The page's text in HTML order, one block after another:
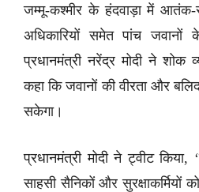
जम्मू-कश्मीर के हंदवाड़ा में आतंक-
अधिकारियों समेत पांच जवानों
प्रधानमंत्री नरेंद्र मोदी ने शोक
कहा कि जवानों की वीरता और
सकेगा।
प्रधानमंत्री मोदी ने ट्वीट किया,
साहसी सैनिकों और सुरक्षाकर्मियों